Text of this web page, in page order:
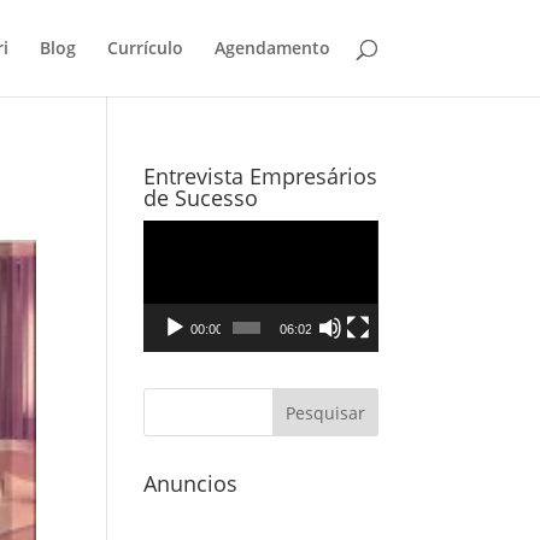
Blog Currículo Agendamento
Entrevista Empresários
de Sucesso
vídeo
00:00 06:02
Anuncios